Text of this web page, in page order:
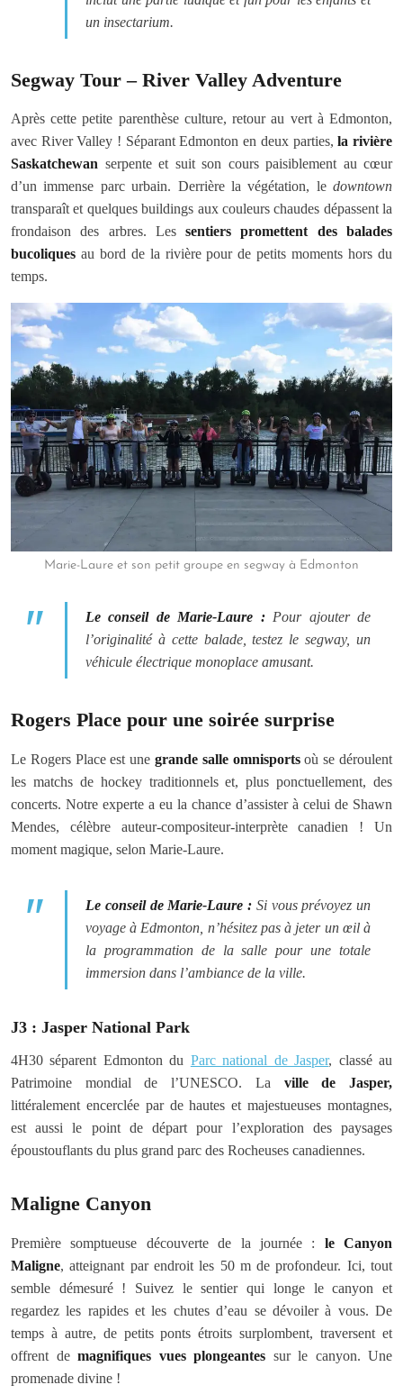
un insectarium.
Segway Tour – River Valley Adventure
Après cette petite parenthèse culture, retour au vert à Edmonton,
avec River Valley ! Séparant Edmonton en deux parties,la rivière
Saskatchewan serpente et suit son cours paisiblement au cœur
d’un immense parc urbain. Derrière la végétation, le downtown
transparaît et quelques buildings aux couleurs chaudes dépassent la
frondaison des arbres. Lessentiers promettent des balades
bucoliques au bord de la rivière pour de petits moments hors du
temps.
Marie-Laure et son petit groupe en segway à Edmonton
Le conseil de Marie-Laure :Pour ajouter de
l’originalité à cette balade, testez le segway, un
véhicule électrique monoplace amusant.
Rogers Place pour une soirée surprise
Le Rogers Place est une grande salle omnisportsoù se déroulent
les matchs de hockey traditionnels et, plus ponctuellement, des
concerts. Notre experte a eu la chance d’assister à celui de Shawn
Mendes, célèbre auteur-compositeur-interprète canadien ! Un
moment magique, selon Marie-Laure.
Le conseil de Marie-Laure : Si vous prévoyez un
voyage à Edmonton, n’hésitez pas à jeter un œil à
la programmation de la salle pour une totale
immersion dans l’ambiance de la ville.
J3 : Jasper National Park
4H30 séparent Edmonton du Parc national de Jasper, classé au
Patrimoine mondial de l’UNESCO. La ville de Jasper,
littéralement encerclée par de hautes et majestueuses montagnes,
est aussi le point de départ pour l’exploration des paysages
époustouflants du plus grand parc des Rocheuses canadiennes.
Maligne Canyon
Première somptueuse découverte de la journée : le Canyon
Maligne, atteignant par endroit les 50 m de profondeur. Ici, tout
semble démesuré ! Suivez le sentier qui longe le canyon et
regardez les rapides et les chutes d’eau se dévoiler à vous. De
temps à autre, de petits ponts étroits surplombent, traversent et
offrent de magnifiques vues plongeantes sur le canyon. Une
promenade divine !